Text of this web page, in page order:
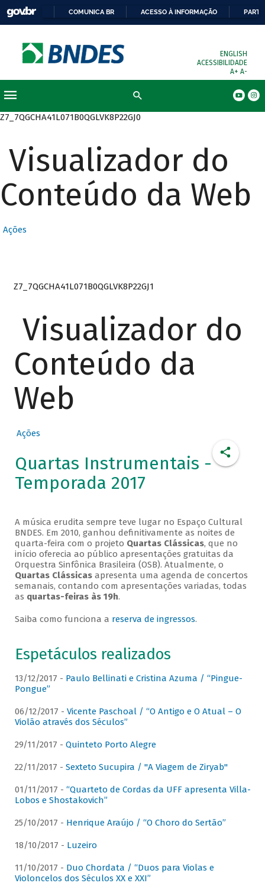
COMUNICA BR ACESSO À INFORMAÇÃO
ENGLISH
ACESSIBILIDADE
A+ A-
Z7_7QGCHA41L071B0QGLVK8P22GJ0
Visualizador do
Conteúdo da Web
Ações
Z7_7QGCHA41L071B0QGLVK8P22GJ1
Visualizador do
Conteúdo da
Web
Ações
Quartas Instrumentais -
Temporada 2017
A música erudita sempre teve lugar no Espaço Cultural
BNDES. Em 2010, ganhou definitivamente as noites de
quarta-feira com o projeto Quartas Clássicas, que no
início oferecia ao público apresentações gratuitas da
Orquestra Sinfônica Brasileira (OSB). Atualmente, o
Quartas Clássicasapresenta uma agenda de concertos
semanais, contando com apresentações variadas, todas
as quartas-feiras às 19h.
Saiba como funciona a reserva de ingressos.
Espetáculos realizados
13/12/2017 - Paulo Bellinati e Cristina Azuma / “Pingue-
Pongue”
06/12/2017 - Vicente Paschoal / “O Antigo e O Atual – O
Violão através dos Séculos”
29/11/2017 - Quinteto Porto Alegre
22/11/2017 - Sexteto Sucupira / "A Viagem de Ziryab"
01/11/2017 - “Quarteto de Cordas da UFF apresenta Villa-
Lobos e Shostakovich”
25/10/2017 - Henrique Araújo / “O Choro do Sertão”
18/10/2017 - Luzeiro
11/10/2017 - Duo Chordata / “Duos para Violas e
Violoncelos dos Séculos XX e XXI”